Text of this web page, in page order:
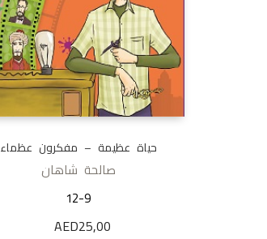
حياة عظيمة – مفكرون عظماء
صالحة شاهان
12-9
AED25,00